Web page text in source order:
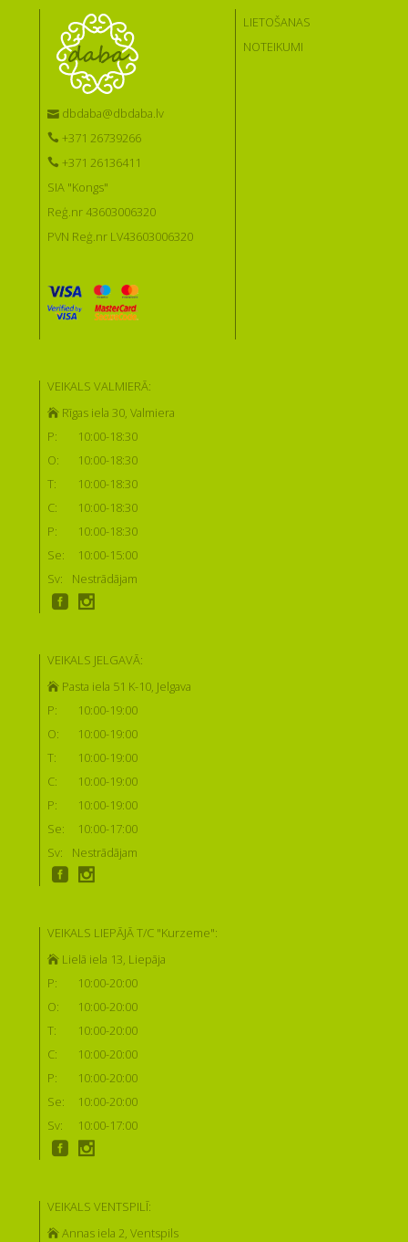
dbdaba@dbdaba.lv
+371 26739266
+371 26136411
SIA "Kongs"
Reģ.nr 43603006320
PVN Reģ.nr LV43603006320
LIETOŠANAS
NOTEIKUMI
VEIKALS VALMIERĀ:
Rīgas iela 30, Valmiera
P:
10:00-18:30
O:
10:00-18:30
T:
10:00-18:30
C:
10:00-18:30
P:
10:00-18:30
Se:
10:00-15:00
Sv:
Nestrādājam
VEIKALS JELGAVĀ:
Pasta iela 51 K-10, Jelgava
P:
10:00-19:00
O:
10:00-19:00
T:
10:00-19:00
C:
10:00-19:00
P:
10:00-19:00
Se:
10:00-17:00
Sv:
Nestrādājam
VEIKALS LIEPĀJĀ T/C "Kurzeme":
Lielā iela 13, Liepāja
P:
10:00-20:00
O:
10:00-20:00
T:
10:00-20:00
C:
10:00-20:00
P:
10:00-20:00
Se:
10:00-20:00
Sv:
10:00-17:00
VEIKALS VENTSPILĪ:
Annas iela 2, Ventspils